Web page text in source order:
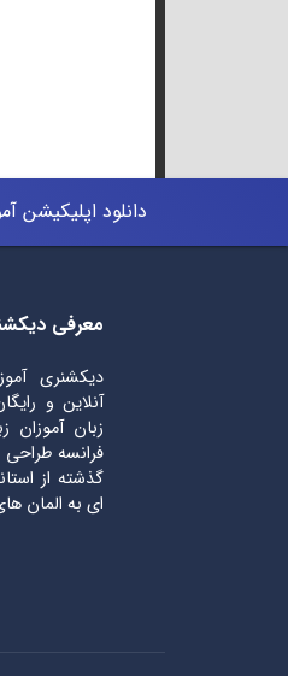
دانلود اپلیکیشن
معرفی
دیکشنری
آنلاین و
زبان آموزان
فرانسه
گذشته از
ای به المان